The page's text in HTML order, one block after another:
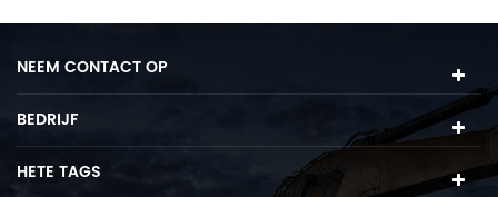
NEEM CONTACT OP
BEDRIJF
HETE TAGS